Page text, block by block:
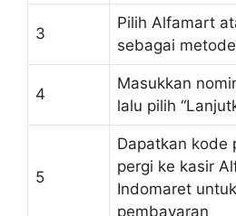
3
Pilih Alfamart
sebagai
4
Masukkan
lalu pilih
5
Dapatkan kode
pergi ke kasir
Indomaret
pembayaran